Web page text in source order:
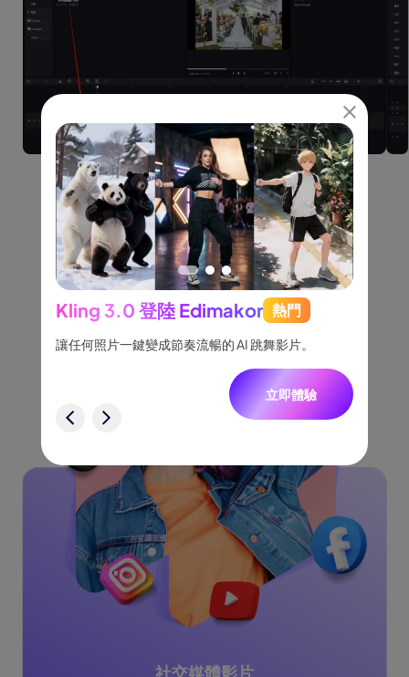
Edimakor 婚禮影片
製作工具適用於所有
需求
社交媒體影片
Kling 3.0 登陸 Edimakor 熱門
讓任何照片一鍵變成節奏流暢的 AI 跳舞影片。
立即體驗